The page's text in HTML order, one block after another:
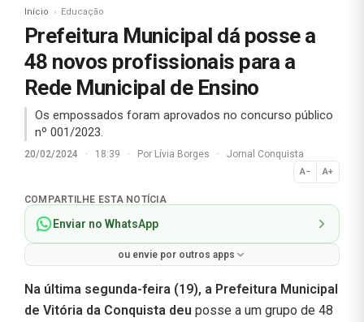
Início Educação
Prefeitura Municipal dá posse a
48 novos profissionais para a
Rede Municipal de Ensino
Os empossados foram aprovados no concurso público
nº 001/2023.
20/02/2024 · 18:39 · Por Lívia Borges · Jornal Conquista
A− A+
Normal
COMPARTILHE ESTA NOTÍCIA
Enviar no WhatsApp
ou envie por outros apps
Na última segunda-feira (19), a Prefeitura Municipal
de Vitória da Conquista deu posse a um grupo de 48